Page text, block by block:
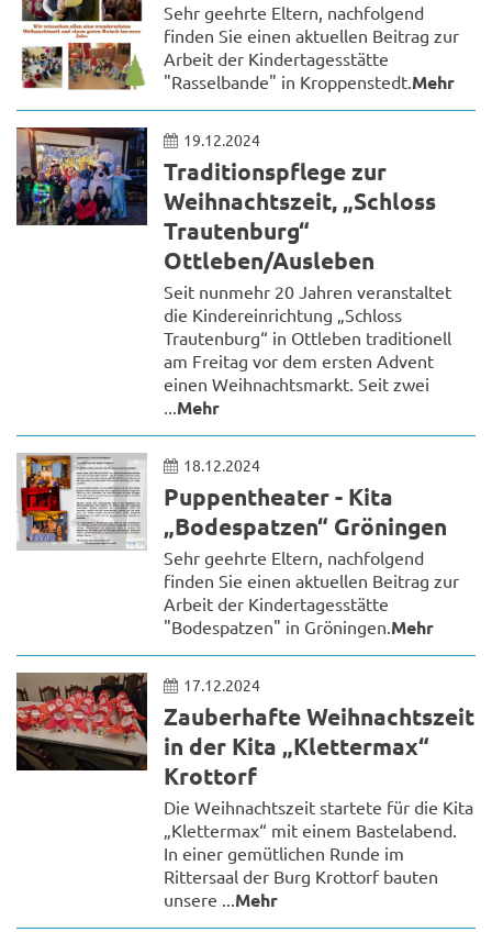
Sehr geehrte Eltern, nachfolgend
finden Sie einen aktuellen Beitrag zur
Arbeit der Kindertagesstätte
"Rasselbande" in Kroppenstedt.Mehr
19.12.2024
Traditionspflege zur
Weihnachtszeit, „Schloss
Trautenburg“
Ottleben/Ausleben
Seit nunmehr 20 Jahren veranstaltet
die Kindereinrichtung „Schloss
Trautenburg“ in Ottleben traditionell
am Freitag vor dem ersten Advent
einen Weihnachtsmarkt. Seit zwei
...Mehr
18.12.2024
Puppentheater - Kita
„Bodespatzen“ Gröningen
Sehr geehrte Eltern, nachfolgend
finden Sie einen aktuellen Beitrag zur
Arbeit der Kindertagesstätte
"Bodespatzen" in Gröningen.Mehr
17.12.2024
Zauberhafte Weihnachtszeit
in der Kita „Klettermax“
Krottorf
Die Weihnachtszeit startete für die Kita
„Klettermax“ mit einem Bastelabend.
In einer gemütlichen Runde im
Rittersaal der Burg Krottorf bauten
unsere ...Mehr